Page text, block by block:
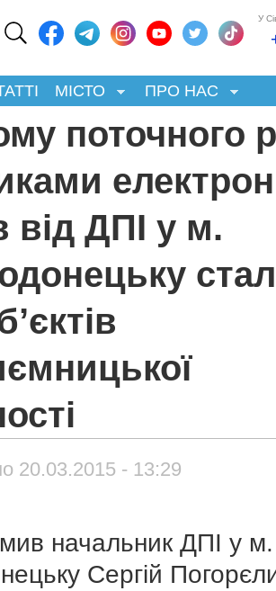
У
МІСТО ПРО НАС
поточного
від ДПІ у м.
20.03.2015 - 13:29
начальник ДПІ у м.
Сергій